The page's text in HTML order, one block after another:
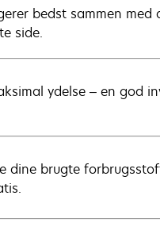
bedst sammen med
side.
ydelse – en god
dine brugte